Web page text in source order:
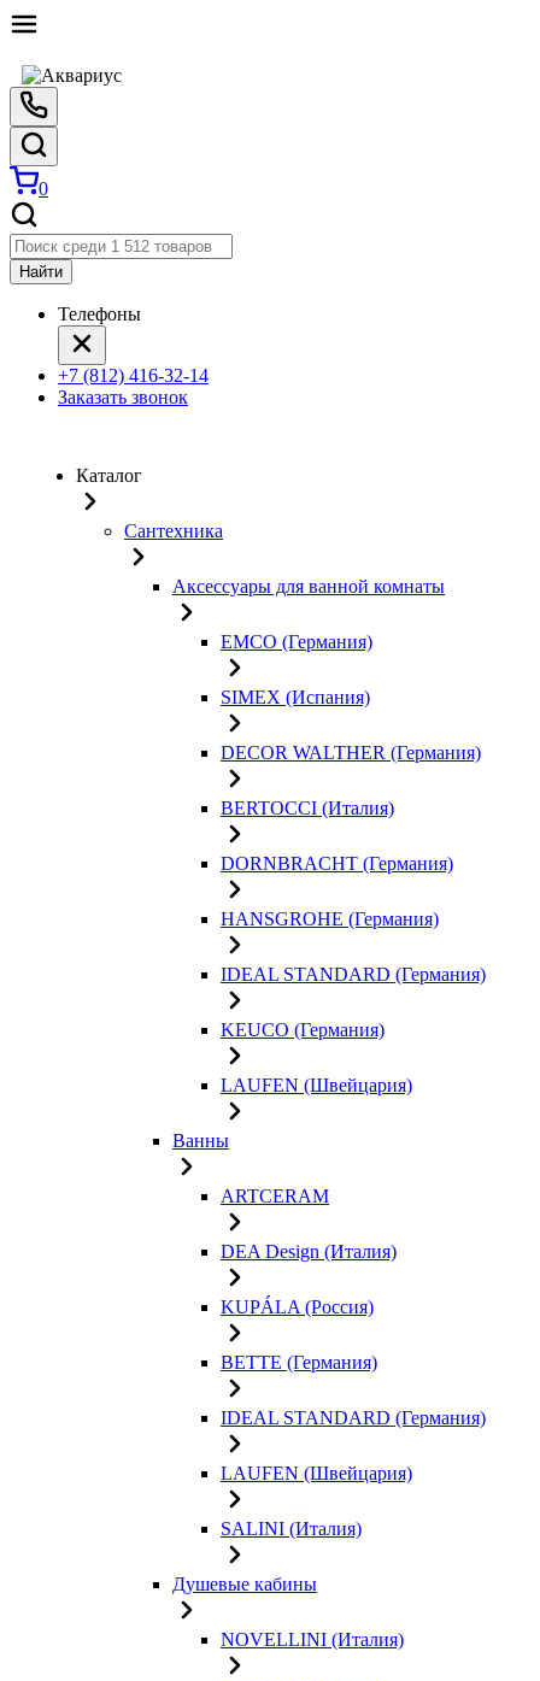
0
Найти
Телефоны
+7 (812) 416-32-14
Заказать звонок
Каталог
Сантехника
Аксессуары для ванной комнаты
EMCO (Германия)
SIMEX (Испания)
DECOR WALTHER (Германия)
BERTOCCI (Италия)
DORNBRACHT (Германия)
HANSGROHE (Германия)
IDEAL STANDARD (Германия)
KEUCO (Германия)
LAUFEN (Швейцария)
Ванны
ARTCERAM
DEA Design (Италия)
KUPÁLA (Россия)
BETTE (Германия)
IDEAL STANDARD (Германия)
LAUFEN (Швейцария)
SALINI (Италия)
Душевые кабины
NOVELLINI (Италия)